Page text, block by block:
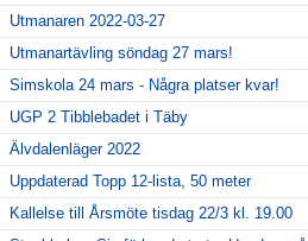
Utmanaren 2022-03-27
Utmanartävling söndag 27 mars!
Simskola 24 mars - Några platser kvar!
UGP 2 Tibblebadet i Täby
Älvdalenläger 2022
Uppdaterad Topp 12-lista, 50 meter
Kallelse till Årsmöte tisdag 22/3 kl. 19.00